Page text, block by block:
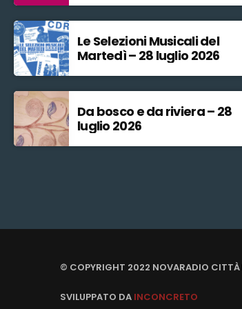
Le Selezioni Musicali del
Martedì – 28 luglio 2026
Da bosco e da riviera – 28
luglio 2026
© COPYRIGHT 2022 NOVARADIO CITTÀ
SVILUPPATO DA INCONCRETO